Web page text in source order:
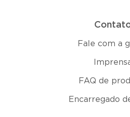
Fale com a
FAQ de
Encarregado